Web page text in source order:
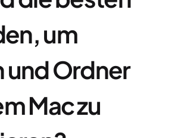
um
und Ordner
Mac zu